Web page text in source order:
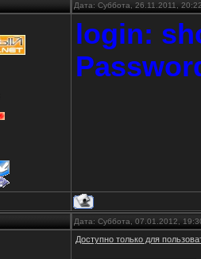
Дата: Суббота, 26.11.2011,
login:
Дата: Суббота, 07.01.2012,
Доступно только для